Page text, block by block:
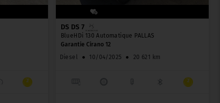
DS DS 7
BlueHDi 130 Automatique PALLAS
Garantie Cirano 12
Diesel
● 10/04/2025 ● 20 621 km